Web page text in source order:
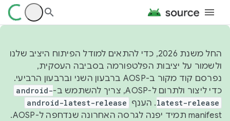
החל משנת 2026, כדי להתאים למודל הפיתוח היציב שלנו
ולשמור על יציבות הפלטפורמה בסביבה העסקית,
נפרסם קוד מקור ב-AOSP ברבעון השני וברבעון הרביעי.
כדי ליצור ולתרום ל-AOSP, צריך להשתמש ב-
android-
latest-release. הענף android-latest-release
manifest תמיד יפנה לגרסה האחרונה שנדחפה ל-AOSP.